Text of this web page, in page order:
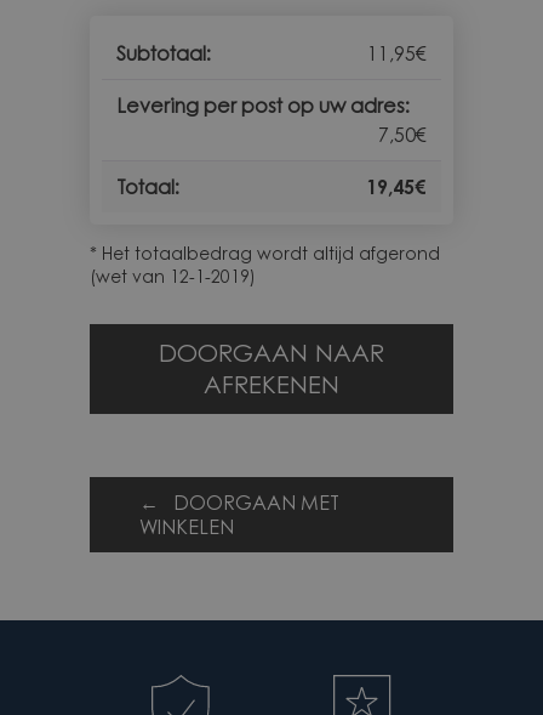
11,95€
7,50€
19,45€
* Het totaalbedrag wordt altijd afgerond
(wet van 12-1-2019)
DOORGAAN NAAR
AFREKENEN
← DOORGAAN MET
WINKELEN